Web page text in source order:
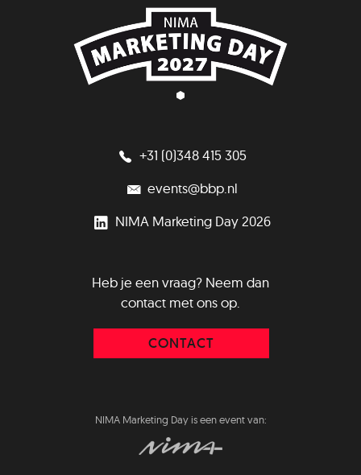
+31 (0)348 415 305
events@bbp.nl
NIMA Marketing Day 2026
Heb je een vraag? Neem dan
contact met ons op.
CONTACT
NIMA Marketing Day is een event van: